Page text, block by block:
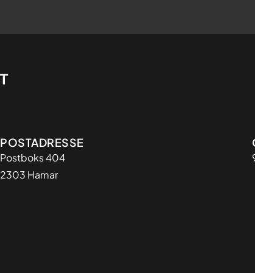
Adresse
POSTADRESSE
Postboks 404
2303 Hamar